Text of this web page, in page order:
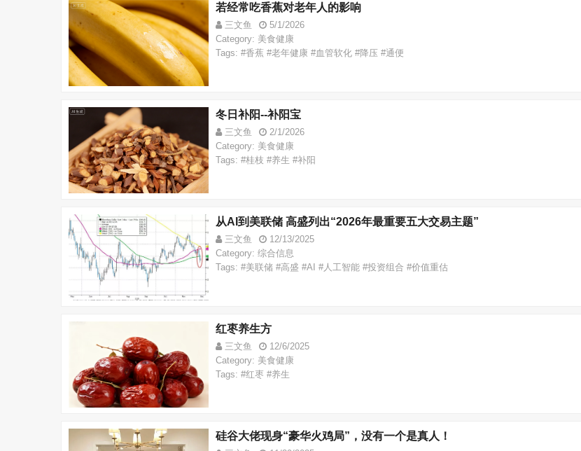
若经常吃香蕉对老年人的影响
三文鱼
5/1/2026
Category: 美食健康
Tags: #香蕉 #老年健康 #血管软化 #降压 #通便
冬日补阳--补阳宝
三文鱼
2/1/2026
Category: 美食健康
Tags: #桂枝 #养生 #补阳
从AI到美联储 高盛列出“2026年最重要五大交易主题”
三文鱼
12/13/2025
Category: 综合信息
Tags: #美联储 #高盛 #AI #人工智能 #投资组合 #价值重估
红枣养生方
三文鱼
12/6/2025
Category: 美食健康
Tags: #红枣 #养生
硅谷大佬现身“豪华火鸡局”，没有一个是真人！